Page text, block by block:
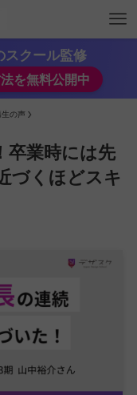
スクール監修
を無料公開中
生の声
卒業時には先
づくほどスキ